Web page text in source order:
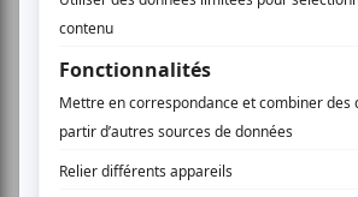
Cinéma Comédie
Montréal
Invitations gratuites